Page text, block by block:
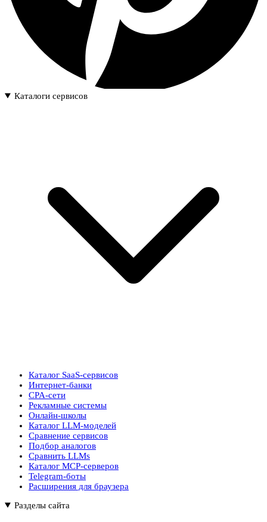
Каталоги сервисов
Каталог SaaS-сервисов
Интернет-банки
CPA-сети
Рекламные системы
Онлайн-школы
Каталог LLM-моделей
Сравнение сервисов
Подбор аналогов
Сравнить LLMs
Каталог MCP-серверов
Telegram-боты
Расширения для браузера
Разделы сайта